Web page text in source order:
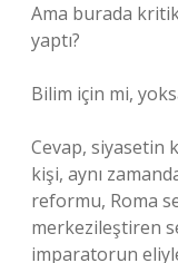
Ama burada
yaptı?
Bilim için mi,
Cevap, siyasetin
kişi, aynı
reformu, Roma
merkezileştiren
imparatorun